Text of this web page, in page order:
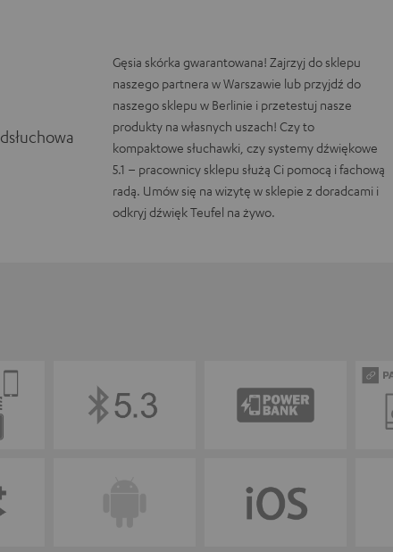
Gęsia skórka gwarantowana! Zajrzyj do sklepu
naszego partnera w Warszawie lub przyjdź do
naszego sklepu w Berlinie i przetestuj nasze
produkty na własnych uszach! Czy to
kompaktowe słuchawki, czy systemy dźwiękowe
5.1 – pracownicy sklepu służą Ci pomocą i fachową
radą. Umów się na wizytę w sklepie z doradcami i
odkryj dźwięk Teufel na żywo.